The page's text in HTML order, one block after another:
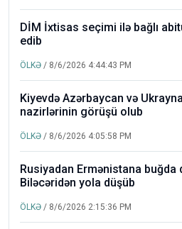
DİM İxtisas seçimi ilə bağlı
edib
ÖLKƏ / 8/6/2026 4:44:43 PM
Kiyevdə Azərbaycan və
nazirlərinin görüşü olub
ÖLKƏ / 8/6/2026 4:05:58 PM
Rusiyadan Ermənistana buğda
Biləcəridən yola düşüb
ÖLKƏ / 8/6/2026 2:15:36 PM